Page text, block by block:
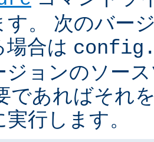
す。 次のバー
場合は
ジョンのソー
であればそれ
行します。